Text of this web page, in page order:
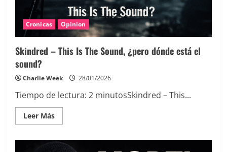
Cronicas Opinion
Skindred – This Is The Sound, ¿pero dónde está el
sound?
Charlie Week 28/01/2026
Tiempo de lectura: 2 minutosSkindred – This...
Leer MásLeer
más
Skindred